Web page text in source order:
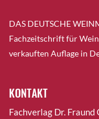
DAS DEUTSCHE
Fachzeitschrift für
verkauften Auflage in
KONTAKT
Fachverlag Dr. Fraund